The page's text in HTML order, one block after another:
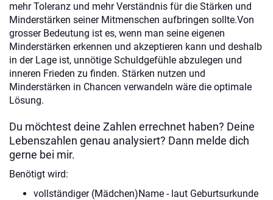
mehr Toleranz und mehr Verständnis für die Stärken und
Minderstärken seiner Mitmenschen aufbringen sollte.Von
grosser Bedeutung ist es, wenn man seine eigenen
Minderstärken erkennen und akzeptieren kann und deshalb
in der Lage ist, unnötige Schuldgefühle abzulegen und
inneren Frieden zu finden. Stärken nutzen und
Minderstärken in Chancen verwandeln wäre die optimale
Lösung.
Du möchtest deine Zahlen errechnet haben? Deine
Lebenszahlen genau analysiert? Dann melde dich
gerne bei mir.
Benötigt wird:
vollständiger (Mädchen)Name - laut Geburtsurkunde